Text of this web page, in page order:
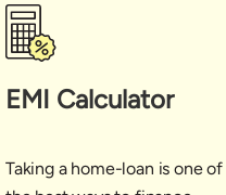
EMI Calculator
Taking a home-loan is one of